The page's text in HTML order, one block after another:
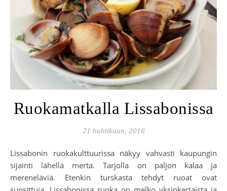
Ruokamatkalla Lissabonissa
21 huhtikuun, 2016
Lissabonin ruokakulttuurissa näkyy vahvasti kaupungin
sijainti lähellä merta. Tarjolla on paljon kalaa ja
mereneläviä. Etenkin turskasta tehdyt ruoat ovat